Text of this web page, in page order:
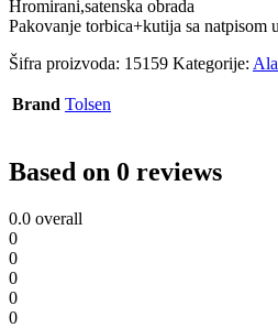
Hromirani,satenska obrada
Pakovanje torbica+kutija sa natpisom
Šifra proizvoda: 15159 Kategorije:
Brand Tolsen
Based on 0 reviews
0.0 overall
0
0
0
0
0